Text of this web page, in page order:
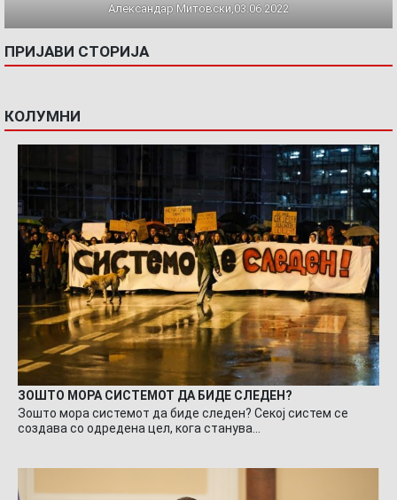
Александар Митовски,03.06.2022
ПРИЈАВИ СТОРИЈА
КОЛУМНИ
ЗОШТО МОРА СИСТЕМОТ ДА БИДЕ СЛЕДЕН?
Зошто мора системот да биде следен? Секој систем се
создава со одредена цел, кога станува…